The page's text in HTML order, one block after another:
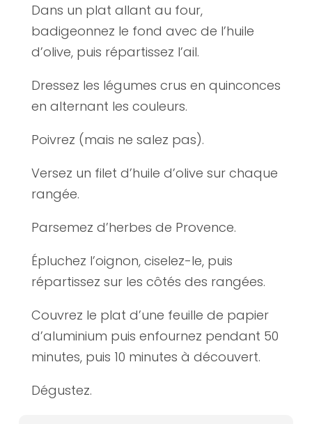
Dans un plat allant au four,
badigeonnez le fond avec de l’huile
d’olive, puis répartissez l’ail.
Dressez les légumes crus en quinconces
en alternant les couleurs.
Poivrez (mais ne salez pas).
Versez un filet d’huile d’olive sur chaque
rangée.
Parsemez d’herbes de Provence.
Épluchez l’oignon, ciselez-le, puis
répartissez sur les côtés des rangées.
Couvrez le plat d’une feuille de papier
d’aluminium puis enfournez pendant 50
minutes, puis 10 minutes à découvert.
Dégustez.